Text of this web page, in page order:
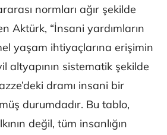
normları ağır şekilde
Aktürk, “İnsani yardımların
yaşam ihtiyaçlarına erişimin
altyapının sistematik şekilde
dramı insani bir
durumdadır. Bu tablo,
değil, tüm insanlığın